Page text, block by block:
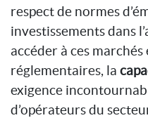
respect de normes
investissements dans
accéder à ces
réglementaires, la
exigence
d’opérateurs du